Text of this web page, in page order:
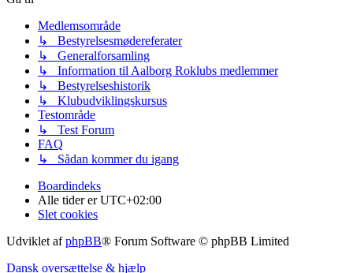
Medlemsområde
↳ Bestyrelsesmødereferater
↳ Generalforsamling
↳ Information til Aalborg Roklubs medlemmer
↳ Bestyrelseshistorik
↳ Klubudviklingskursus
Testområde
↳ Test Forum
FAQ
↳ Sådan kommer du igang
Boardindeks
Alle tider erUTC+02:00
Slet cookies
Udviklet afphpBB® Forum Software © phpBB Limited
Dansk oversættelse & hjælp